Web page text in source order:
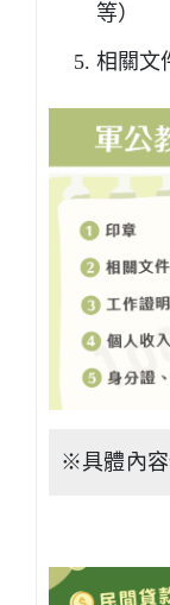
等）
相關文
※具體內容